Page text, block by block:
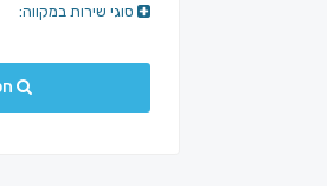
סוגי שירות במקווה: